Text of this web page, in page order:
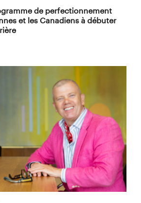
de perfectionnement
et les Canadiens à débuter